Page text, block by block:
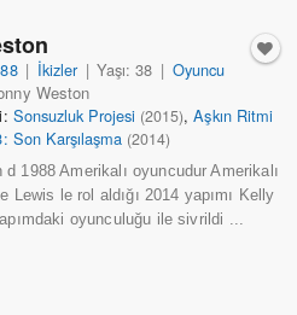
| İkizler | Yaşı: 38 | Oyuncu
Weston
Sonsuzluk Projesi (2015),Aşkın Ritmi
Son Karşılaşma (2014)
1988 Amerikalı oyuncudur Amerikalı
Lewis le rol aldığı 2014 yapımı Kelly
oyunculuğu ile sivrildi ...